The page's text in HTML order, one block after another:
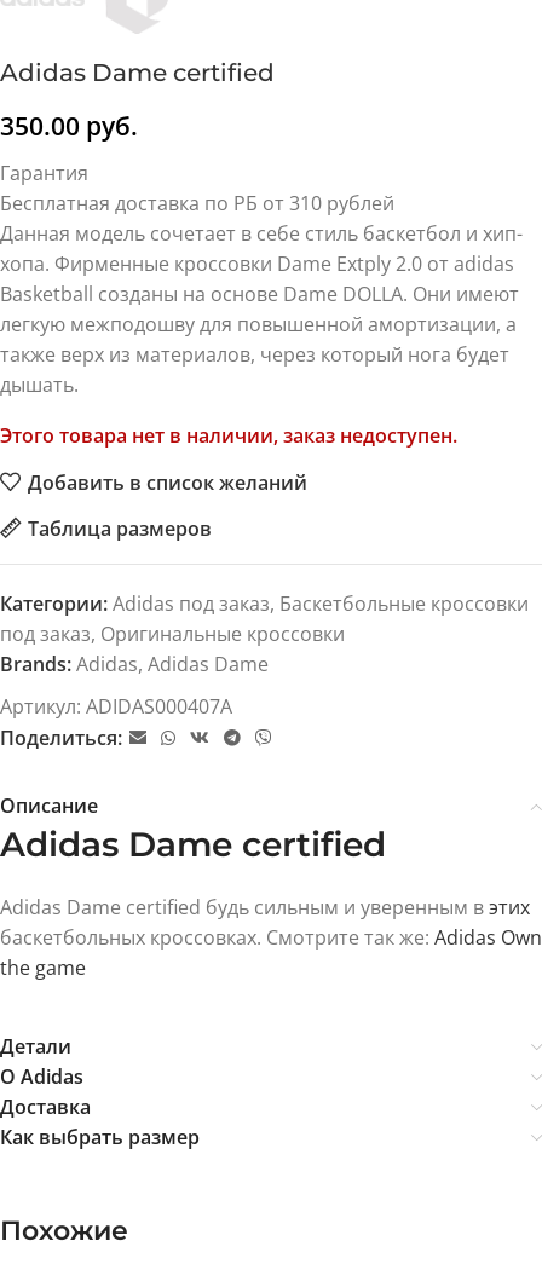
Adidas Dame certified
350.00 руб.
Гарантия
Бесплатная доставка по РБ от 310 рублей
Данная модель сочетает в себе стиль баскетбол и хип-
хопа. Фирменные кроссовки Dame Extply 2.0 от adidas
Basketball созданы на основе Dame DOLLA. Они имеют
легкую межподошву для повышенной амортизации, а
также верх из материалов, через который нога будет
дышать.
Этого товара нет в наличии, заказ недоступен.
Добавить в список желаний
Таблица размеров
Категории:Adidas под заказ, Баскетбольные кроссовки
под заказ, Оригинальные кроссовки
Brands:Adidas, Adidas Dame
Артикул: ADIDAS000407A
Поделиться:
Описание
Adidas Dame certified
Adidas Dame certified будь сильным и уверенным вэтих
баскетбольных кроссовках. Смотрите так же: Adidas Own
the game
Детали
О Adidas
Доставка
Как выбрать размер
Похожие